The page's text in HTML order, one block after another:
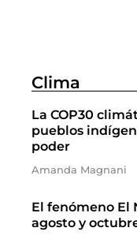
Clima
La COP30
pueblos
poder
Amanda Magnani
El fenómeno El
agosto y